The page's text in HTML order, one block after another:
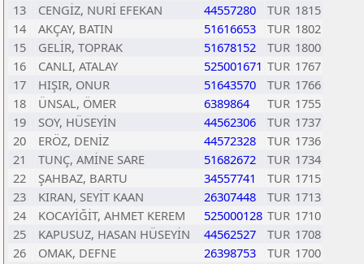
13
CENGİZ, NURİ EFEKAN 44557280 TUR 1815
14
AKÇAY, BATIN 51616653 TUR 1802
15
GELİR, TOPRAK 51678152 TUR 1800
16
CANLI, ATALAY 525001671 TUR 1767
17
HIŞIR, ONUR 51643570 TUR 1766
18
ÜNSAL, ÖMER 6389864 TUR 1755
19
SOY, HÜSEYİN 44562306 TUR 1737
20
ERÖZ, DENİZ 44572328 TUR 1736
21
TUNÇ, AMİNE SARE 51682672 TUR 1734
22
ŞAHBAZ, BARTU 34557741 TUR 1715
23
KIRAN, SEYİT KAAN 26307448 TUR 1713
24
KOCAYİĞİT, AHMET KEREM 525000128 TUR 1710
25
KAPUSUZ, HASAN HÜSEYİN 44562527 TUR 1708
26
OMAK, DEFNE 26398753 TUR 1700